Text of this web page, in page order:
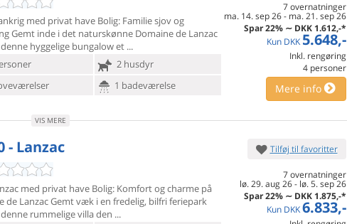
med privat have Bolig: Familie sjov og
Gemt inde i det naturskønne Domaine de Lanzac
hyggelige bungalow et
2 husdyr
1 badeværelse
7 overnatninger
ma. 14. sep 26- ma. 21. sep 26
Spar 22% ∼ DKK 1.612,-*
Kun DKK 5.648,-
Inkl. rengøring
4 personer
Mere info
VIS MERE
- Lanzac
med privat have Bolig: Komfort og charme på
de Lanzac Gemt væk i en fredelig, bilfri feriepark
rummelige villa den
Tilføj til favoritter
7 overnatninger
lø. 29. aug 26- lø. 5. sep 26
Spar 22% ∼ DKK 1.875,-*
Kun DKK 6.833,-